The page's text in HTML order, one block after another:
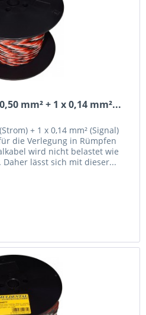
mm² + 1 x 0,14 mm²...
+ 1 x 0,14 mm² (Signal)
die Verlegung in Rümpfen
wird nicht belastet wie
lässt sich mit dieser...